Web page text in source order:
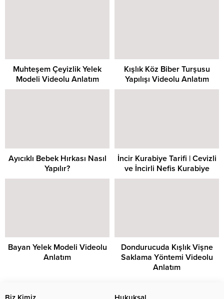
Muhteşem Çeyizlik Yelek
Modeli Videolu Anlatım
Kışlık Köz Biber Turşusu
Yapılışı Videolu Anlatım
Ayıcıklı Bebek Hırkası Nasıl
Yapılır?
İncir Kurabiye Tarifi | Cevizli
ve İncirli Nefis Kurabiye
Bayan Yelek Modeli Videolu
Anlatım
Dondurucuda Kışlık Vişne
Saklama Yöntemi Videolu
Anlatım